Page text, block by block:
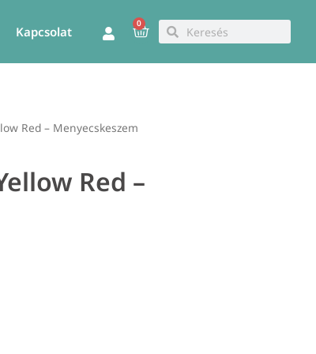
Kapcsolat
0
KosárKeresésKeresés
Red – Menyecskeszem
Red –